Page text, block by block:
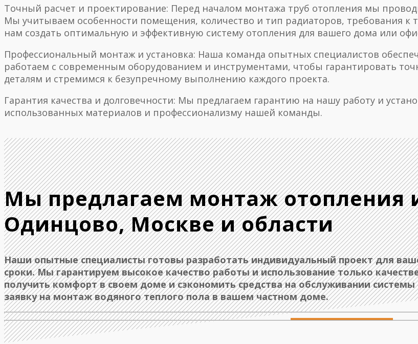
Точный расчет и проектирование: Перед началом монтажа труб отопления мы
Мы учитываем особенности помещения, количество и тип радиаторов, требования к
нам создать оптимальную и эффективную систему отопления для вашего дома или
Профессиональный монтаж и установка: Наша команда опытных специалистов
работаем с современным оборудованием и инструментами, чтобы гарантировать
деталям и стремимся к безупречному выполнению каждого проекта.
Гарантия качества и долговечности: Мы предлагаем гарантию на нашу работу и
использованных материалов и профессионализму нашей команды.
Мы предлагаем монтаж отопления
Одинцово, Москве и области
Наши опытные специалисты готовы разработать индивидуальный проект для
сроки. Мы гарантируем высокое качество работы и использование только
получить комфорт в своем доме и сэкономить средства на обслуживании
заявку на монтаж водяного теплого пола в вашем частном доме.